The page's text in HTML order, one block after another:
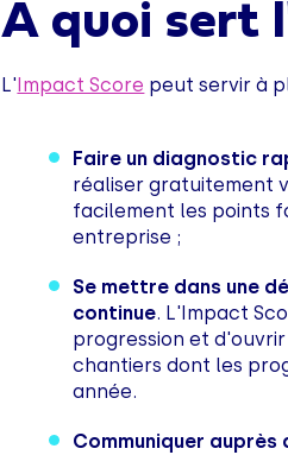
A quoi sert
L' Impact Score peut servir à
Faire un diagnostic
réaliser gratuitement
facilement les points
entreprise ;
Se mettre dans une
continue. L'Impact
progression et
chantiers dont les
année.
Communiquer